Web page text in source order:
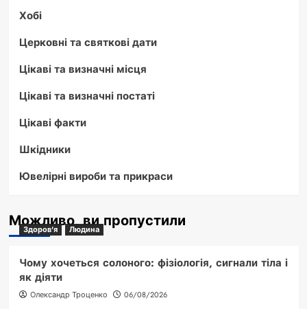
Хобі
Церковні та святкові дати
Цікаві та визначні місця
Цікаві та визначні постаті
Цікаві факти
Шкідники
Ювелірні вироби та прикраси
Можливо, ви пропустили
Здоров'я Людина
Чому хочеться солоного: фізіологія, сигнали тіла і
як діяти
Олександр Троценко
06/08/2026